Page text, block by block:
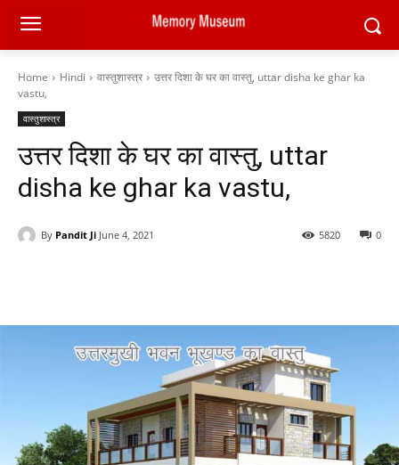
Home Hindi वास्तुशास्त्र
उत्तर दिशा के घर का वास्तु, uttar disha ke ghar ka
vastu,
वास्तुशास्त्र
उत्तर दिशा के घर का वास्तु, uttar
disha ke ghar ka vastu,
By Pandit Ji June 4, 2021 0
5820